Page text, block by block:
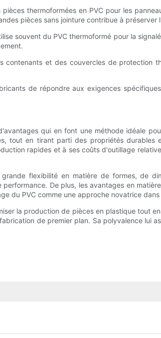
thermoformées en PVC pour les
pièces sans jointure contribue à
souvent du PVC thermoformé pour la
contenants et des couvercles de protection
de répondre aux exigences
qui en font une méthode idéale
tout en tirant parti des propriétés
rapides et à ses coûts d'outillage
flexibilité en matière de formes, de
De plus, les avantages en
du PVC comme une approche novatrice
la production de pièces en plastique tout
de premier plan. Sa polyvalence lui